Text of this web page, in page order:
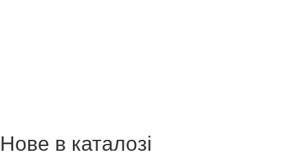
Нове в каталозі